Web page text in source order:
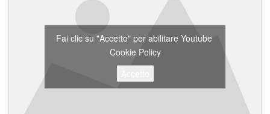
Fai clic su "Accetto" per abilitare Youtube
Cookie Policy